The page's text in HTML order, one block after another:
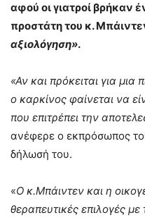
αφού οι γιατροί βρήκαν
προστάτη του κ.
αξιολόγηση».
«Αν και πρόκειται για μια
ο καρκίνος φαίνεται να
που επιτρέπει την
ανέφερε ο εκπρόσωπος
δήλωσή του.
«Ο κ.Μπάιντεν και η
θεραπευτικές επιλογές με